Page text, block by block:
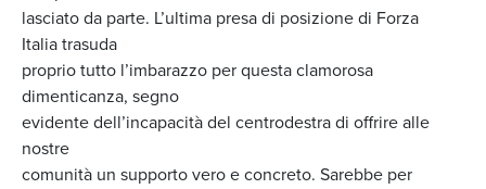
lasciato da parte. L’ultima presa di posizione di Forza
Italia trasuda
proprio tutto l’imbarazzo per questa clamorosa
dimenticanza, segno
evidente dell’incapacità del centrodestra di offrire alle
nostre
comunità un supporto vero e concreto. Sarebbe per